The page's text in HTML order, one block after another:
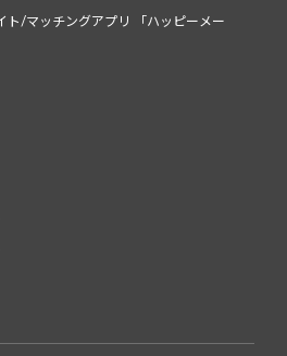
ト/マッチングアプリ 「ハッピーメー